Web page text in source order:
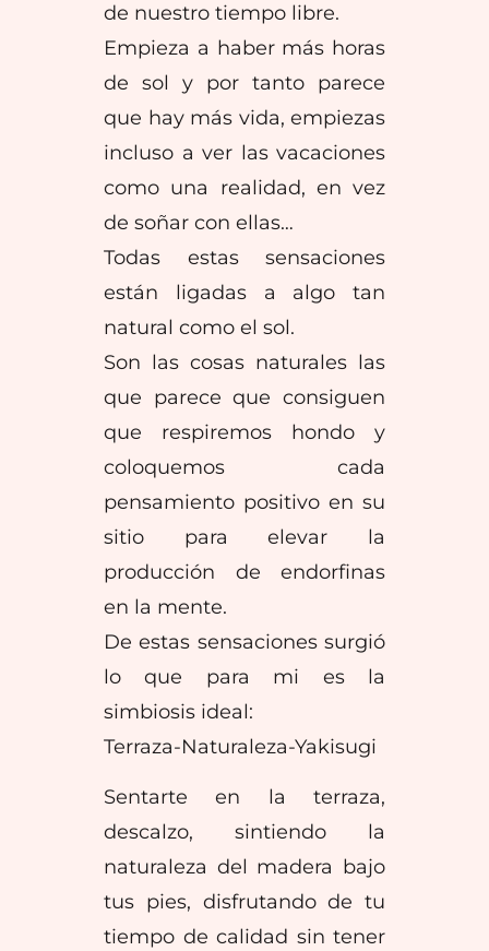
de nuestro tiempo libre.
Empieza a haber más horas
de sol y por tanto parece
que hay más vida, empiezas
incluso a ver las vacaciones
como una realidad, en vez
de soñar con ellas…
Todas estas sensaciones
están ligadas a algo tan
natural como el sol.
Son las cosas naturales las
que parece que consiguen
que respiremos hondo y
coloquemos cada
pensamiento positivo en su
sitio para elevar la
producción de endorfinas
en la mente.
De estas sensaciones surgió
lo que para mi es la
simbiosis ideal:
Terraza-Naturaleza-Yakisugi
Sentarte en la terraza,
descalzo, sintiendo la
naturaleza del madera bajo
tus pies, disfrutando de tu
tiempo de calidad sin tener